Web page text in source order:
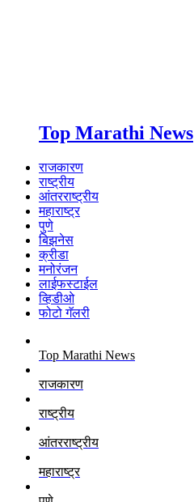
Top Marathi News
राजकारण
राष्ट्रीय
आंतरराष्ट्रीय
महाराष्ट्र
पुणे
बिझनेस
क्रीडा
मनोरंजन
लाईफस्टाईल
व्हिडीओ
फोटो गॅलरी
Top Marathi News
राजकारण
राष्ट्रीय
आंतरराष्ट्रीय
महाराष्ट्र